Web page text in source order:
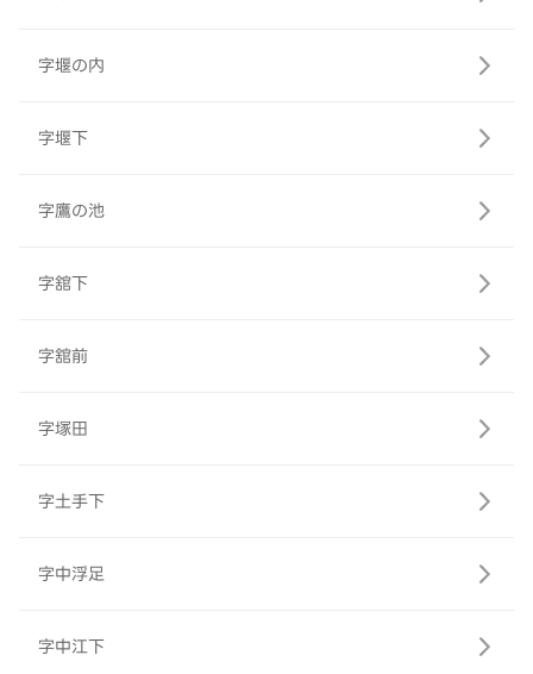
字堰の内
字堰下
字鷹の池
字舘下
字舘前
字塚田
字土手下
字中浮足
字中江下